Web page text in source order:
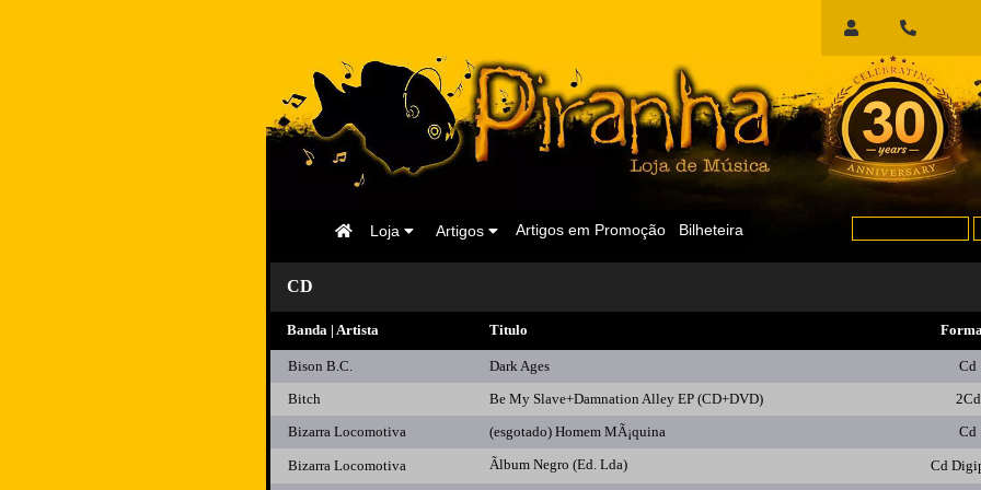
Início
Sessão
Bilheteira
Artigos em Promoção
Artigos
Loja
Página
CD
Banda | Artista Titulo
Bison B.C. Dark Ages Cd
Bitch
Be My Slave+Damnation Alley EP (CD+DVD) 2Cd
Bizarra Locomotiva
(esgotado) Homem MÃ¡quina Cd
Bizarra Locomotiva Ãlbum Negro (Ed. Lda) Cd